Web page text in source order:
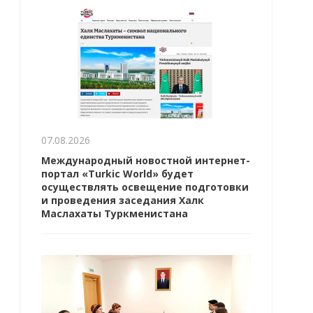
07.08.2026
Международный новостной интернет-
портал «Turkic World» будет
осуществлять освещение подготовки
и проведения заседания Халк
Маслахаты Туркменистана